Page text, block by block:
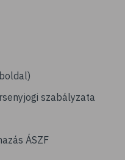
szabályzata
ÁSZF